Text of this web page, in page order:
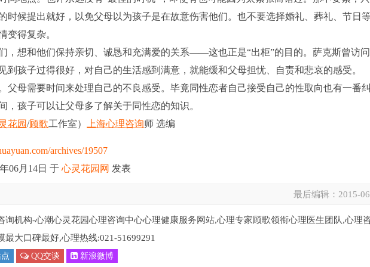
时候提出就好，以免父母以为孩子是在故意伤害他们。也不要选择婚礼、葬礼、节日
变得复杂。
想和他们保持亲切、诚恳和充满爱的关系――这也正是“出柜”的目的。萨克斯曾访
到孩子过得很好，对自己的生活感到满意，就能缓和父母担忧、自责和悲哀的感受。
需要时间来处理自己的不良感受。毕竟同性恋者自己接受自己的性取向也有一番
，孩子可以让父母多了解关于同性恋的知识。
花园/顾歌工作室） 上海心理咨询师 选编
archives/19507
06月14日于心灵花园网 发表
最后编辑： 2015-
询机构-心潮心灵花园心理咨询中心心理健康服务网站,心理专家顾歌领衔心理医生团队,心理
最大口碑最好,心理热线:021-51699291
QQ交谈 新浪微博